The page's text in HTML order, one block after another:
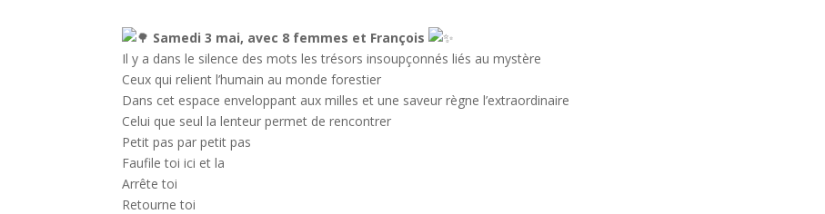
Samedi 3 mai, avec 8 femmes et François
Il y a dans le silence des mots les trésors insoupçonnés liés au mystère
Ceux qui relient l’humain au monde forestier
Dans cet espace enveloppant aux milles et une saveur règne l’extraordinaire
Celui que seul la lenteur permet de rencontrer
Petit pas par petit pas
Faufile toi ici et la
Arrête toi
Retourne toi